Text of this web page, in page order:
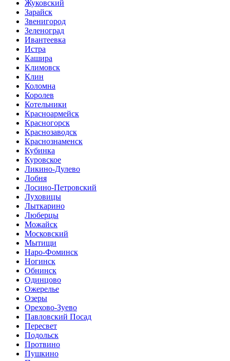
Жуковский
Зарайск
Звенигород
Зеленоград
Ивантеевка
Истра
Кашира
Климовск
Клин
Коломна
Королев
Котельники
Красноармейск
Красногорск
Краснозаводск
Краснознаменск
Кубинка
Куровское
Ликино-Дулево
Лобня
Лосино-Петровский
Луховицы
Лыткарино
Люберцы
Можайск
Московский
Мытищи
Наро-Фоминск
Ногинск
Обнинск
Одинцово
Ожерелье
Озеры
Орехово-Зуево
Павловский Посад
Пересвет
Подольск
Протвино
Пушкино